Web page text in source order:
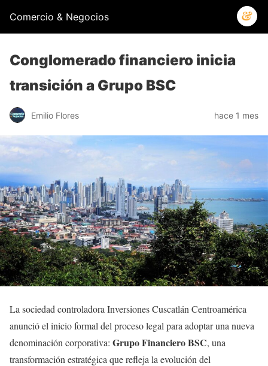
Comercio & Negocios
Conglomerado financiero inicia
transición a Grupo BSC
Emilio Flores hace 1 mes
La sociedad controladora Inversiones Cuscatlán Centroamérica
anunció el inicio formal del proceso legal para adoptar una nueva
denominación corporativa: Grupo Financiero BSC, una
transformación estratégica que refleja la evolución del